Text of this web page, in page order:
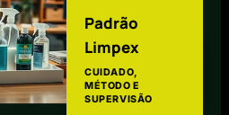
Padrão
Limpex
CUIDADO,
MÉTODO E
SUPERVISÃO